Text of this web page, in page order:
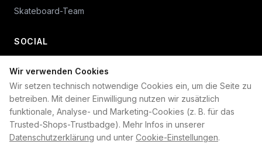
Wir verwenden Cookies
Wir setzen technisch notwendige Cookies ein, um die Seite zu
betreiben. Mit deiner Einwilligung nutzen wir zusätzlich
funktionale, Analyse- und Marketing-Cookies (z. B. für das
Trusted-Shops-Trustbadge). Mehr Infos in unserer
Datenschutzerklärung und unter Cookie-Einstellungen.
Skateboard-Team
SOCIAL
+49 234 687 00 38
shop@plan-b-funsport.de
Sichere Zahlung mit: